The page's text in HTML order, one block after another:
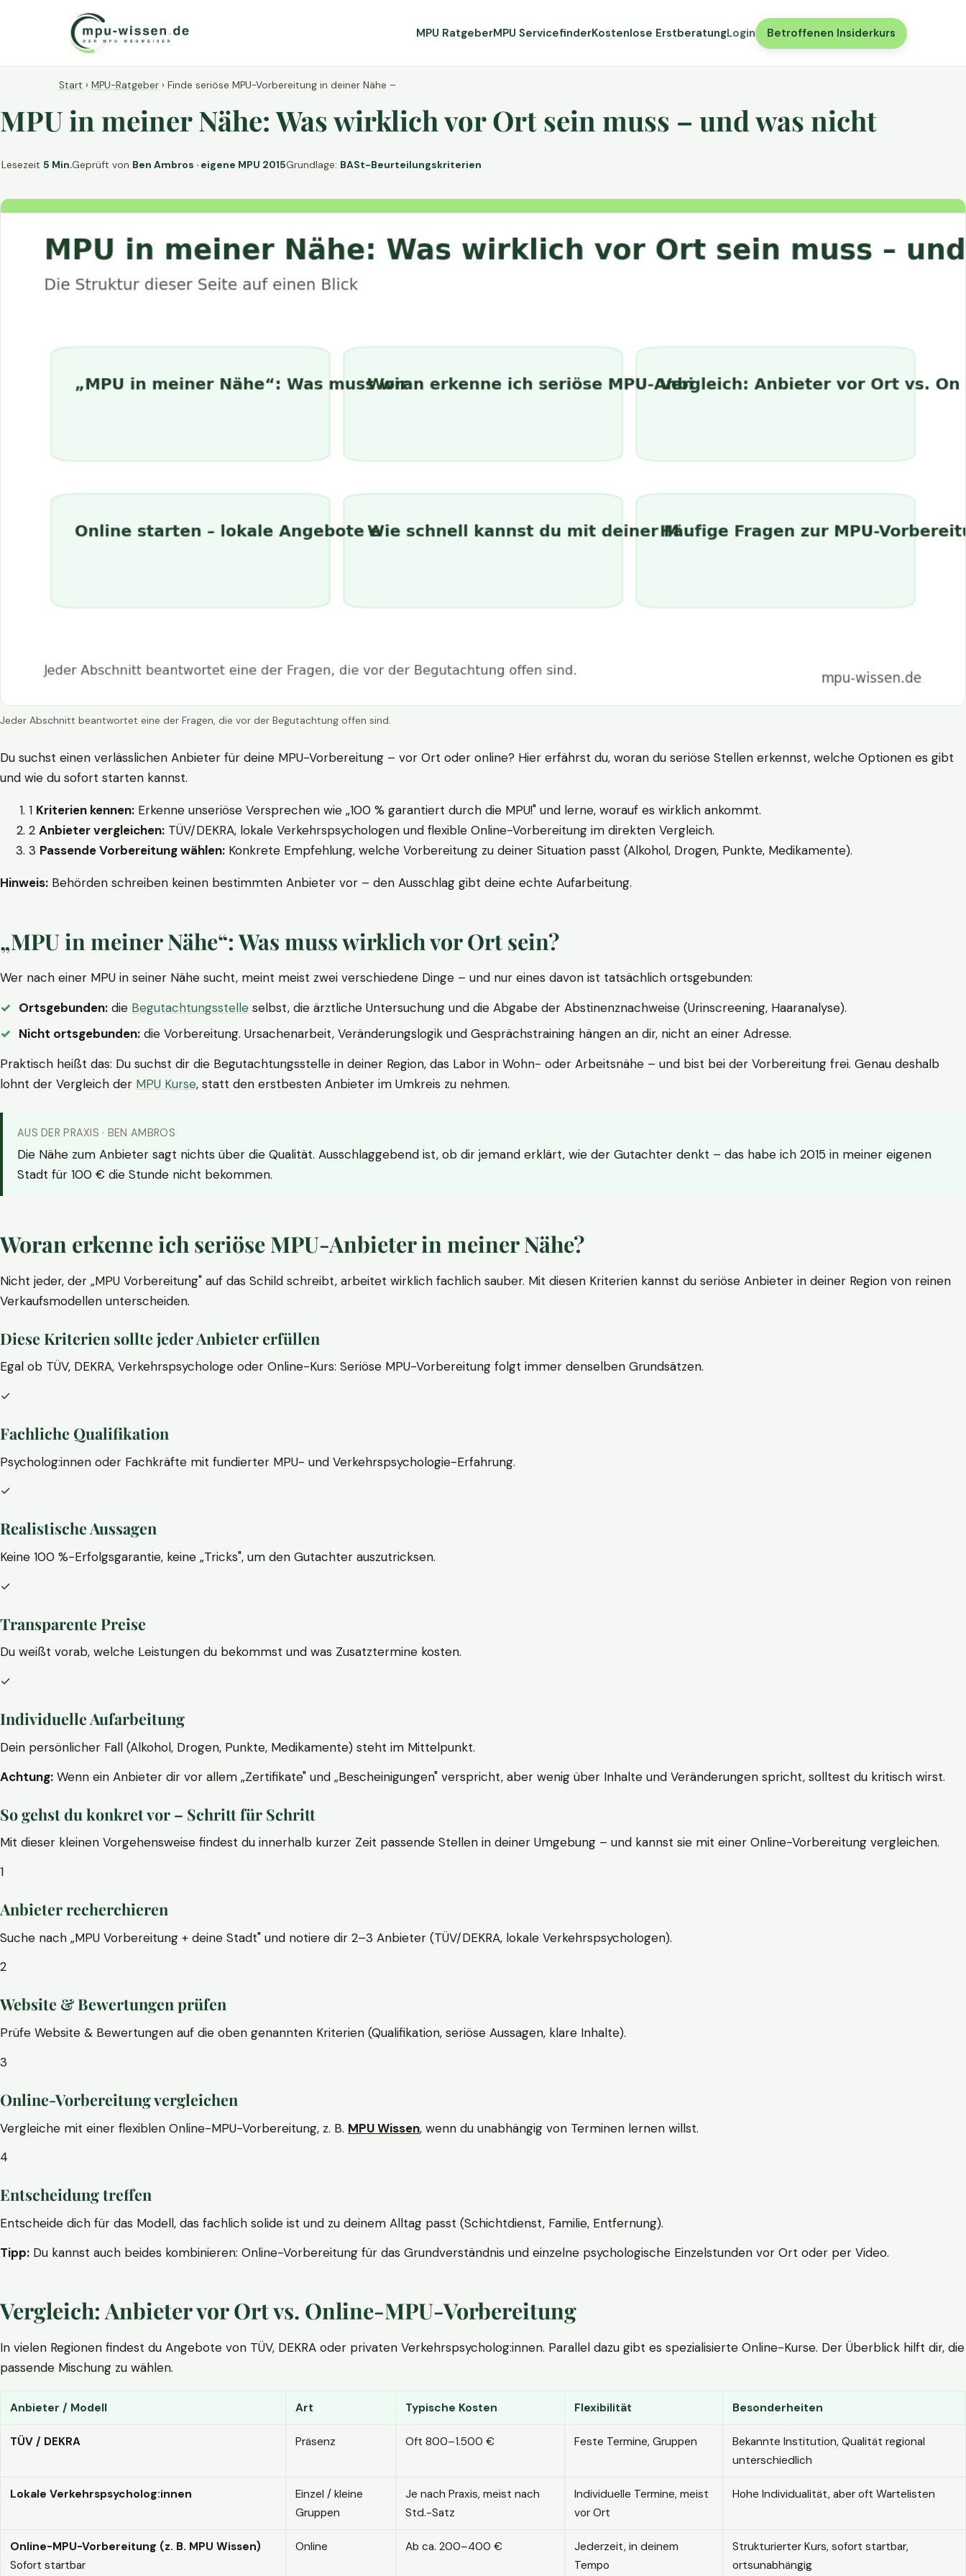
MPU RatgeberMPU ServicefinderKostenlose ErstberatungLogin Betroffenen Insiderkurs
Start › MPU-Ratgeber › Finde seriöse MPU-Vorbereitung in deiner Nähe –
MPU in meiner Nähe: Was wirklich vor Ort sein muss – und was nicht
Lesezeit 5 Min.Geprüft von Ben Ambros · eigene MPU 2015Grundlage: BASt-Beurteilungskriterien
Jeder Abschnitt beantwortet eine der Fragen, die vor der Begutachtung offen sind.
Du suchst einen verlässlichen Anbieter für deine MPU-Vorbereitung – vor Ort oder online? Hier erfährst du, woran du seriöse Stellen erkennst, welche Optionen es gibt
und wie du sofort starten kannst.
1 Kriterien kennen: Erkenne unseriöse Versprechen wie „100 % garantiert durch die MPU!" und lerne, worauf es wirklich ankommt.
2 Anbieter vergleichen: TÜV/DEKRA, lokale Verkehrspsychologen und flexible Online-Vorbereitung im direkten Vergleich.
3 Passende Vorbereitung wählen: Konkrete Empfehlung, welche Vorbereitung zu deiner Situation passt (Alkohol, Drogen, Punkte, Medikamente).
Hinweis: Behörden schreiben keinen bestimmten Anbieter vor – den Ausschlag gibt deine echte Aufarbeitung.
„MPU in meiner Nähe“: Was muss wirklich vor Ort sein?
Wer nach einer MPU in seiner Nähe sucht, meint meist zwei verschiedene Dinge – und nur eines davon ist tatsächlich ortsgebunden:
Ortsgebunden: die Begutachtungsstelle selbst, die ärztliche Untersuchung und die Abgabe der Abstinenznachweise (Urinscreening, Haaranalyse).
Nicht ortsgebunden: die Vorbereitung. Ursachenarbeit, Veränderungslogik und Gesprächstraining hängen an dir, nicht an einer Adresse.
Praktisch heißt das: Du suchst dir die Begutachtungsstelle in deiner Region, das Labor in Wohn- oder Arbeitsnähe – und bist bei der Vorbereitung frei. Genau deshalb
lohnt der Vergleich der MPU Kurse, statt den erstbesten Anbieter im Umkreis zu nehmen.
AUS DER PRAXIS · BEN AMBROS
Die Nähe zum Anbieter sagt nichts über die Qualität. Ausschlaggebend ist, ob dir jemand erklärt, wie der Gutachter denkt – das habe ich 2015 in meiner eigenen
Stadt für 100 € die Stunde nicht bekommen.
Woran erkenne ich seriöse MPU-Anbieter in meiner Nähe?
Nicht jeder, der „MPU Vorbereitung" auf das Schild schreibt, arbeitet wirklich fachlich sauber. Mit diesen Kriterien kannst du seriöse Anbieter in deiner Region von reinen
Verkaufsmodellen unterscheiden.
Diese Kriterien sollte jeder Anbieter erfüllen
Egal ob TÜV, DEKRA, Verkehrspsychologe oder Online-Kurs: Seriöse MPU-Vorbereitung folgt immer denselben Grundsätzen.
✓
Fachliche Qualifikation
Psycholog:innen oder Fachkräfte mit fundierter MPU- und Verkehrspsychologie-Erfahrung.
✓
Realistische Aussagen
Keine 100 %-Erfolgsgarantie, keine „Tricks", um den Gutachter auszutricksen.
✓
Transparente Preise
Du weißt vorab, welche Leistungen du bekommst und was Zusatztermine kosten.
✓
Individuelle Aufarbeitung
Dein persönlicher Fall (Alkohol, Drogen, Punkte, Medikamente) steht im Mittelpunkt.
Achtung: Wenn ein Anbieter dir vor allem „Zertifikate" und „Bescheinigungen" verspricht, aber wenig über Inhalte und Veränderungen spricht, solltest du kritisch wirst.
So gehst du konkret vor – Schritt für Schritt
Mit dieser kleinen Vorgehensweise findest du innerhalb kurzer Zeit passende Stellen in deiner Umgebung – und kannst sie mit einer Online-Vorbereitung vergleichen.
1
Anbieter recherchieren
Suche nach „MPU Vorbereitung + deine Stadt" und notiere dir 2–3 Anbieter (TÜV/DEKRA, lokale Verkehrspsychologen).
2
Website & Bewertungen prüfen
Prüfe Website & Bewertungen auf die oben genannten Kriterien (Qualifikation, seriöse Aussagen, klare Inhalte).
3
Online-Vorbereitung vergleichen
Vergleiche mit einer flexiblen Online-MPU-Vorbereitung, z. B. MPU Wissen, wenn du unabhängig von Terminen lernen willst.
4
Entscheidung treffen
Entscheide dich für das Modell, das fachlich solide ist und zu deinem Alltag passt (Schichtdienst, Familie, Entfernung).
Tipp: Du kannst auch beides kombinieren: Online-Vorbereitung für das Grundverständnis und einzelne psychologische Einzelstunden vor Ort oder per Video.
Vergleich: Anbieter vor Ort vs. Online-MPU-Vorbereitung
In vielen Regionen findest du Angebote von TÜV, DEKRA oder privaten Verkehrspsycholog:innen. Parallel dazu gibt es spezialisierte Online-Kurse. Der Überblick hilft dir, die
passende Mischung zu wählen.
Anbieter / Modell Art Typische Kosten Flexibilität Besonderheiten
TÜV / DEKRA Präsenz Oft 800–1.500 € Feste Termine, Gruppen
Bekannte Institution, Qualität regional
unterschiedlich
Lokale Verkehrspsycholog:innen
Einzel / kleine
Gruppen
Je nach Praxis, meist nach
Std.-Satz
Individuelle Termine, meist
vor Ort
Hohe Individualität, aber oft Wartelisten
Online-MPU-Vorbereitung (z. B. MPU Wissen)
Sofort startbar
Online Ab ca. 200–400 €
Jederzeit, in deinem
Tempo
Strukturierter Kurs, sofort startbar,
ortsunabhängig